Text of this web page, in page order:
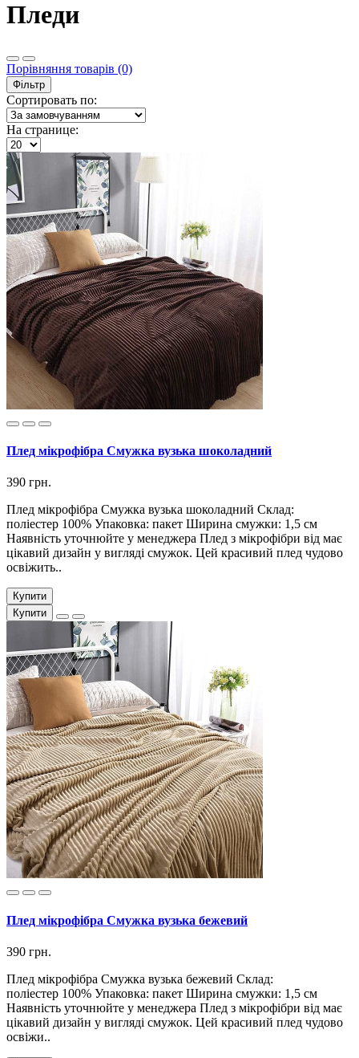
Пледи
Порівняння товарів (0)
Фільтр
Сортировать по:
На странице:
Плед мікрофібра Смужка вузька шоколадний
390 грн.
Плед мікрофібра Смужка вузька шоколадний Склад:
поліестер 100% Упаковка: пакет Ширина смужки: 1,5 см
Наявність уточнюйте у менеджера Плед з мікрофібри від має
цікавий дизайн у вигляді смужок. Цей красивий плед чудово
освіжить..
Купити
Купити
Плед мікрофібра Смужка вузька бежевий
390 грн.
Плед мікрофібра Смужка вузька бежевий Склад:
поліестер 100% Упаковка: пакет Ширина смужки: 1,5 см
Наявність уточнюйте у менеджера Плед з мікрофібри від має
цікавий дизайн у вигляді смужок. Цей красивий плед чудово
освіжи..